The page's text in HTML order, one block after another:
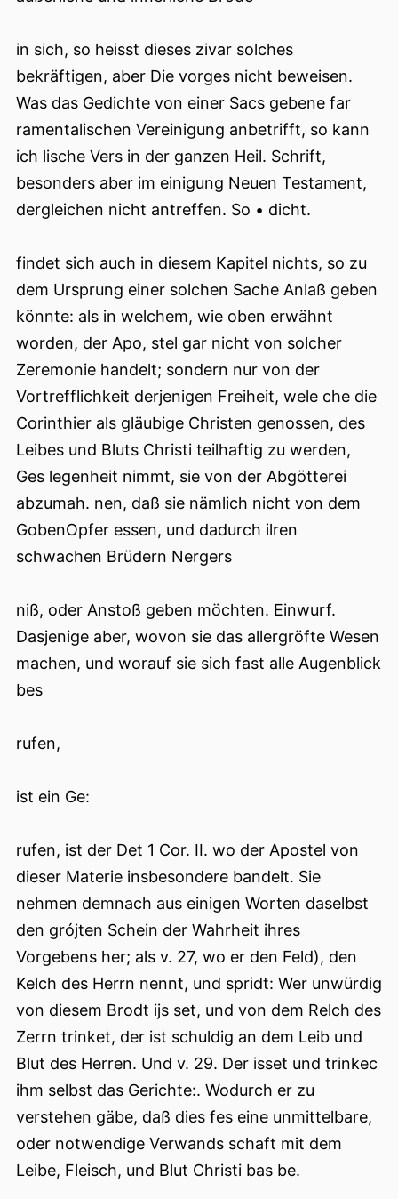
in sich, so heisst dieses zivar solches
bekräftigen, aber Die vorges nicht beweisen.
Was das Gedichte von einer Sacs gebene far
ramentalischen Vereinigung anbetrifft, so kann
ich lische Vers in der ganzen Heil. Schrift,
besonders aber im einigung Neuen Testament,
dergleichen nicht antreffen. So • dicht.
findet sich auch in diesem Kapitel nichts, so zu
dem Ursprung einer solchen Sache Anlaß geben
könnte: als in welchem, wie oben erwähnt
worden, der Apo, stel gar nicht von solcher
Zeremonie handelt; sondern nur von der
Vortrefflichkeit derjenigen Freiheit, wele che die
Corinthier als gläubige Christen genossen, des
Leibes und Bluts Christi teilhaftig zu werden,
Ges legenheit nimmt, sie von der Abgötterei
abzumah. nen, daß sie nämlich nicht von dem
GobenOpfer essen, und dadurch ilren
schwachen Brüdern Nergers
niß, oder Anstoß geben möchten. Einwurf.
Dasjenige aber, wovon sie das allergröfte Wesen
machen, und worauf sie sich fast alle Augenblick
bes
rufen,
ist ein Ge:
rufen, ist der Det 1 Cor. II. wo der Apostel von
dieser Materie insbesondere bandelt. Sie
nehmen demnach aus einigen Worten daselbst
den grójten Schein der Wahrheit ihres
Vorgebens her; als v. 27, wo er den Feld), den
Kelch des Herrn nennt, und spridt: Wer unwürdig
von diesem Brodt ijs set, und von dem Relch des
Zerrn trinket, der ist schuldig an dem Leib und
Blut des Herren. Und v. 29. Der isset und trinkec
ihm selbst das Gerichte:. Wodurch er zu
verstehen gäbe, daß dies fes eine unmittelbare,
oder notwendige Verwands schaft mit dem
Leibe, Fleisch, und Blut Christi bas be.